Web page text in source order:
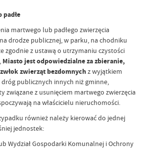
martwego lub padłego zwierzęcia
drodze publicznej, w parku, na chodniku
zgodnie z ustawą o utrzymaniu czystości
Miasto jest odpowiedzialne za zbieranie,
zwierząt bezdomnychz wyjątkiem
publicznych innych niż gminne,
związane z usunięciem martwego zwierzęcia
na właścicielu nieruchomości.
również należy kierować do jednej
jednostek:
Wydział Gospodarki Komunalnej i Ochrony